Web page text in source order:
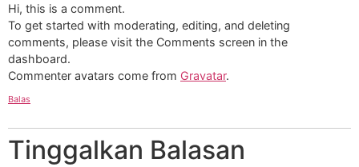
Hi, this is a comment.
To get started with moderating, editing, and deleting
comments, please visit the Comments screen in the
dashboard.
Commenter avatars come from Gravatar.
Balas
Tinggalkan Balasan